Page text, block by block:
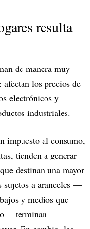
resulta
de manera muy
: afectan los precios de
electrónicos y
industriales.
impuesto al consumo,
tienden a generar
destinan una mayor
sujetos a aranceles —
y medios que
terminan